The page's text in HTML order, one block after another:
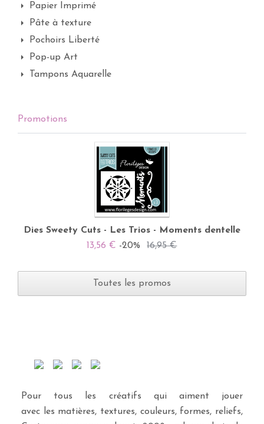
Papier Imprimé
Pâte à texture
Pochoirs Liberté
Pop-up Art
Tampons Aquarelle
Promotions
Dies Sweety Cuts - Les Trios - Moments dentelle
13,56 € -20% 16,95 €
Toutes les promos
Pour tous les créatifs qui aiment jouer
avec les matières, textures, couleurs, formes, reliefs,